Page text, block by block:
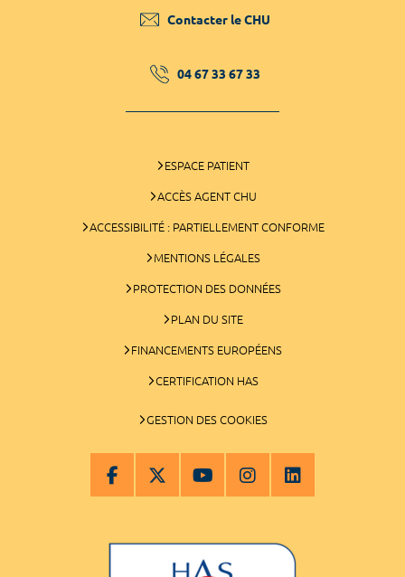
Contacter le CHU
04 67 33 67 33
ESPACE PATIENT
ACCÈS AGENT CHU
ACCESSIBILITÉ : PARTIELLEMENT CONFORME
MENTIONS LÉGALES
PROTECTION DES DONNÉES
PLAN DU SITE
FINANCEMENTS EUROPÉENS
CERTIFICATION HAS
GESTION DES COOKIES